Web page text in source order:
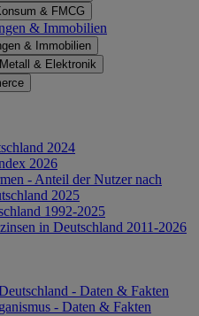
& FMCG
& Immobilien
& Immobilien
Metall & Elektronik
2024
2026
- Anteil der Nutzer nach
2025
1992-2025
in Deutschland 2011-2026
- Daten & Fakten
- Daten & Fakten